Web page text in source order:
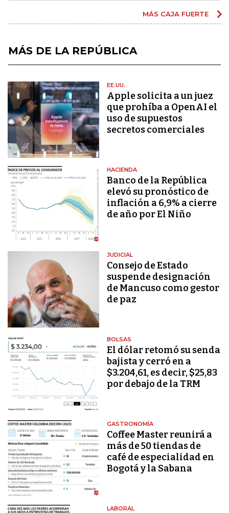
MÁS CAJA FUERTE
MÁS DE LA REPÚBLICA
EE.UU.
Apple solicita a un juez
que prohíba a OpenAI el
uso de supuestos
secretos comerciales
HACIENDA
Banco de la República
elevó su pronóstico de
inflación a 6,9% a cierre
de año por El Niño
JUDICIAL
Consejo de Estado
suspende designación
de Mancuso como gestor
de paz
BOLSAS
El dólar retomó su senda
bajista y cerró en a
$3.204,61, es decir, $25,83
por debajo de la TRM
GASTRONOMÍA
Coffee Master reunirá a
más de 50 tiendas de
café de especialidad en
Bogotá y la Sabana
LABORAL